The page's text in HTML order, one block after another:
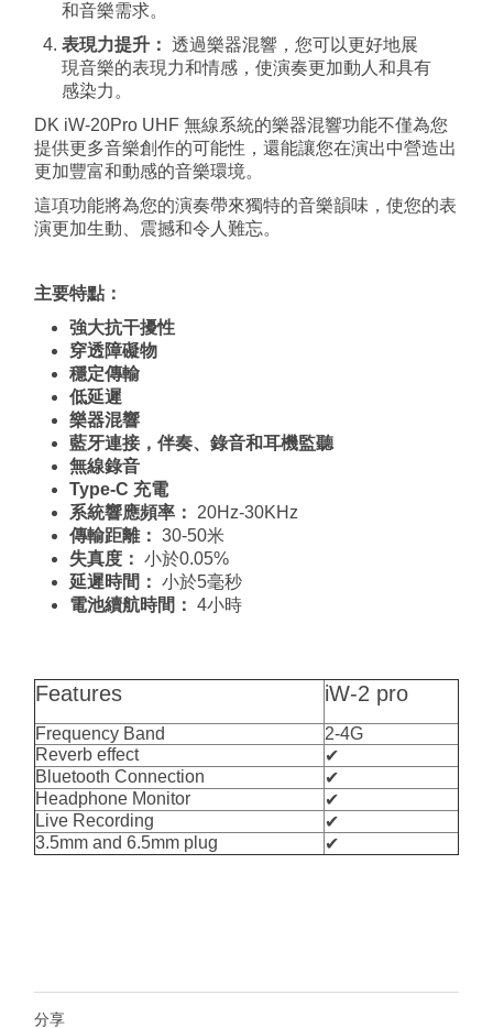
和音樂需求。
表現力提升： 透過樂器混響，您可以更好地展
現音樂的表現力和情感，使演奏更加動人和具有
感染力。
DK iW-20Pro UHF 無線系統的樂器混響功能不僅為您
提供更多音樂創作的可能性，還能讓您在演出中營造出
更加豐富和動感的音樂環境。
這項功能將為您的演奏帶來獨特的音樂韻味，使您的表
演更加生動、震撼和令人難忘。
主要特點：
強大抗干擾性
穿透障礙物
穩定傳輸
低延遲
樂器混響
藍牙連接，伴奏、錄音和耳機監聽
無線錄音
Type-C 充電
系統響應頻率： 20Hz-30KHz
傳輸距離： 30-50米
失真度： 小於0.05%
延遲時間： 小於5毫秒
電池續航時間： 4小時
Features iW-2 pro
Frequency Band
2-4G
Reverb effect
✔
Bluetooth Connection
✔
Headphone Monitor
✔
Live Recording
✔
3.5mm and 6.5mm plug
✔
分享